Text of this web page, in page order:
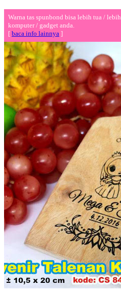
Warna tas spunbond bisa lebih tua /
komputer / gadget anda.
[ baca info lainnya ]